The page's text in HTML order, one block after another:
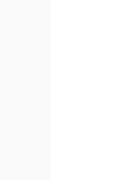
黄渤
罗志
李尚
陈炳
赵志
周秀
杨迪
释彦
冯勉